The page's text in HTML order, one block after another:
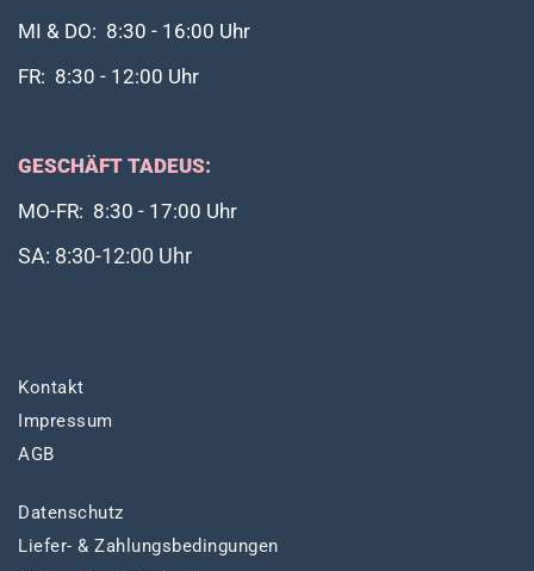
MI & DO: 8:30 - 16:00 Uhr
FR: 8:30 - 12:00 Uhr
GESCHÄFT TADEUS:
MO-FR: 8:30 - 17:00 Uhr
SA: 8:30-12:00 Uhr
Kontakt
Impressum
AGB
Datenschutz
Liefer- & Zahlungsbedingungen